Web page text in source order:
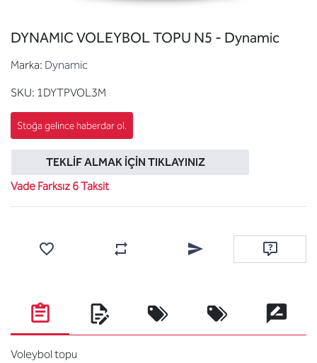
DYNAMIC VOLEYBOL TOPU N5 - Dynamic
Marka: Dynamic
SKU: 1DYTPVOL3M
TEKLIF ALMAK İÇIN TIKLAYINIZ
Vade Farksız 6 Taksit
Karşılaştırma listesine ekleArkadaşına e-posta ile
Soru sor
Voleybol topu